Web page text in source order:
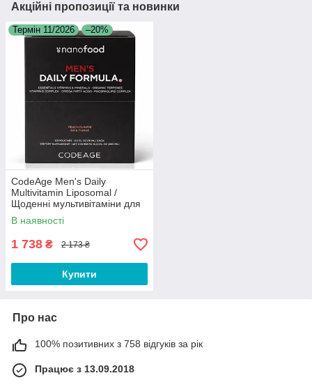
Акційні пропозиції та новинки
Термін 11/2026 –20%
CodeAge Men's Daily
Multivitamin Liposomal /
Щоденні мультивітаміни для
чоловіків ліпосомальні 30
саше Термін 11/2026
В наявності
1 738 ₴ 2 173 ₴
Купити
Про нас
100% позитивних з 758 відгуків за рік
Працює з 13.09.2018